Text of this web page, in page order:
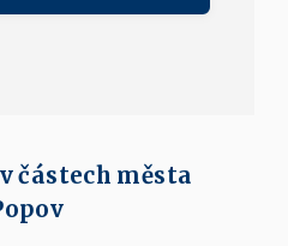
částech města